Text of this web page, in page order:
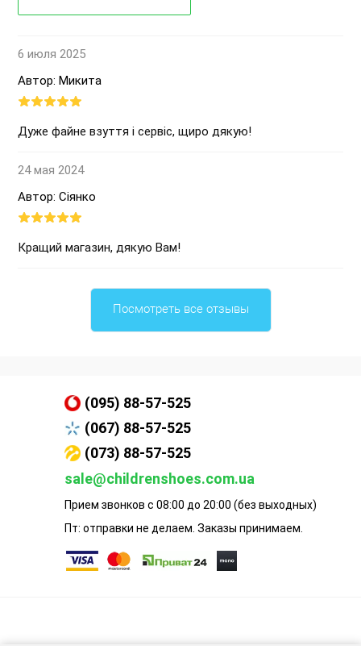
6 июля 2025
Автор: Микита
Дуже файне взуття і сервіс, щиро дякую!
24 мая 2024
Автор: Сіянко
Кращий магазин, дякую Вам!
Посмотреть все отзывы
(095) 88-57-525
(067) 88-57-525
(073) 88-57-525
sale@childrenshoes.com.ua
Прием звонков с 08:00 до 20:00 (без выходных)
Пт: отправки не делаем. Заказы принимаем.